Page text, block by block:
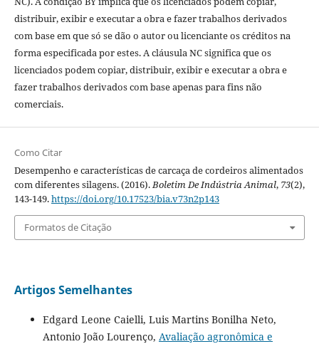
distribuir, exibir e executar a obra e fazer trabalhos derivados
com base em que só se dão o autor ou licenciante os créditos na
forma especificada por estes. A cláusula NC significa que os
licenciados podem copiar, distribuir, exibir e executar a obra e
fazer trabalhos derivados com base apenas para fins não
comerciais.
Como Citar
Desempenho e características de carcaça de cordeiros alimentados
com diferentes silagens. (2016).Boletim De Indústria Animal, 73(2),
143-149.https://doi.org/10.17523/bia.v73n2p143
Formatos de Citação
Artigos Semelhantes
Edgard Leone Caielli, Luis Martins Bonilha Neto,
Antonio João Lourenço, Avaliação agronômica e